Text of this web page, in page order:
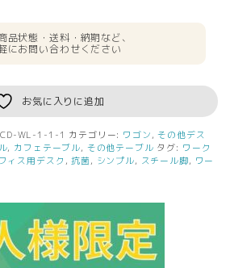
品状態・送料・納期など、
にお問い合わせください
お気に入りに追加
WL-1-1-1 カテゴリー: ワゴン ,その他デス
, カフェテーブル, その他テーブル タグ: ワーク
ィス用デスク ,抗菌 , シンプル, スチール脚, ワー